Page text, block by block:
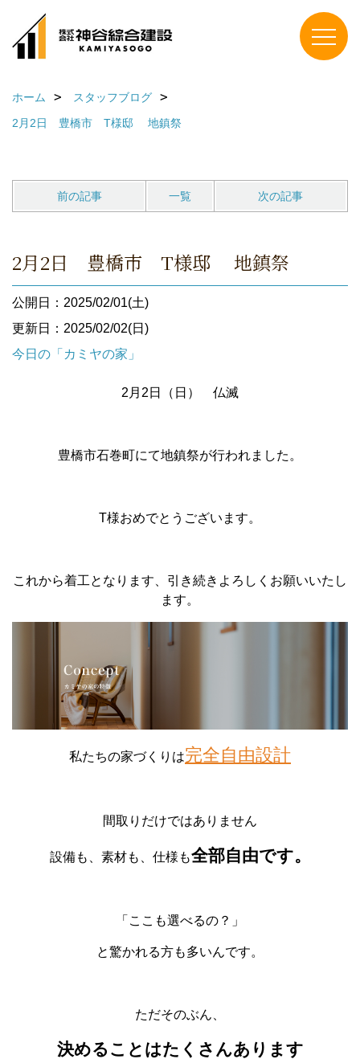
ホーム
スタッフブログ
2月2日 豊橋市 T様邸 地鎮祭
前の記事 一覧 次の記事
2月2日 豊橋市 T様邸 地鎮祭
公開日：2025/02/01(土)
更新日：2025/02/02(日)
今日の「カミヤの家」
2月2日（日） 仏滅
豊橋市石巻町にて地鎮祭が行われました。
T様おめでとうございます。
これから着工となります、引き続きよろしくお願いいたし
ます。
私たちの家づくりは完全自由設計
間取りだけではありません
設備も、素材も、仕様も全部自由です。
「ここも選べるの？」
と驚かれる方も多いんです。
ただそのぶん、
決めることはたくさんあります